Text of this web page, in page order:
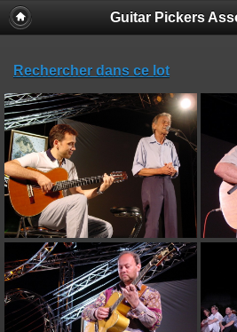
Guitar Pickers
Rechercher dans ce lot